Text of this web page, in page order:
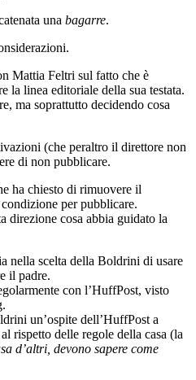
una bagarre.
Mattia Feltri sul fatto che è
la linea editoriale della sua testata.
ma soprattutto decidendo cosa
(che peraltro il direttore non
di non pubblicare.
ha chiesto di rimuovere il
per pubblicare.
direzione cosa abbia guidato la
nella scelta della Boldrini di usare
il padre.
con l’HuffPost, visto
un’ospite dell’HuffPost a
rispetto delle regole della casa (la
d’altri, devono sapere come